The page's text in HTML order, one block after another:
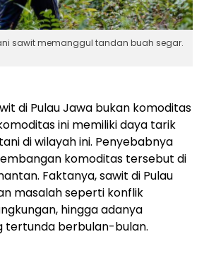
sawit memanggul tandan buah segar.
di Pulau Jawa bukan komoditas
ini memiliki daya tarik
di wilayah ini. Penyebabnya
komoditas tersebut di
Faktanya, sawit di Pulau
masalah seperti konflik
hingga adanya
tertunda berbulan-bulan.